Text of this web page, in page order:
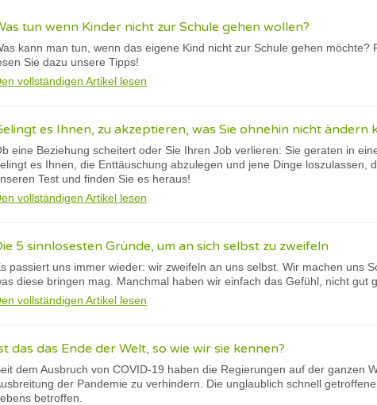
tun wenn Kinder nicht zur Schule gehen wollen?
kann man tun, wenn das eigene Kind nicht zur Schule gehen
Sie dazu unsere Tipps!
vollständigen Artikel lesen
es Ihnen, zu akzeptieren, was Sie ohnehin nicht ändern
eine Beziehung scheitert oder Sie Ihren Job verlieren: Sie geraten in
es Ihnen, die Enttäuschung abzulegen und jene Dinge loszulassen,
Test und finden Sie es heraus!
vollständigen Artikel lesen
5 sinnlosesten Gründe, um an sich selbst zu zweifeln
passiert uns immer wieder: wir zweifeln an uns selbst. Wir machen uns
diese bringen mag. Manchmal haben wir einfach das Gefühl, nicht gut
vollständigen Artikel lesen
das das Ende der Welt, so wie wir sie kennen?
dem Ausbruch von COVID-19 haben die Regierungen auf der ganzen
der Pandemie zu verhindern. Die unglaublich schnell
betroffen.